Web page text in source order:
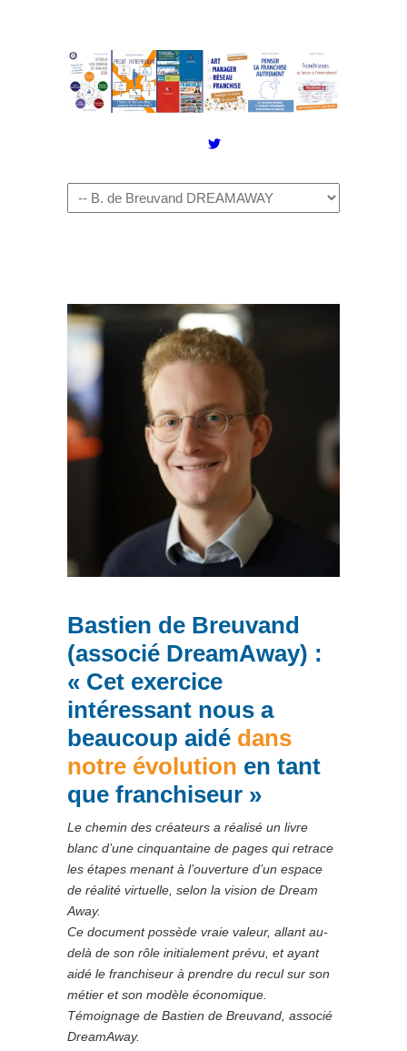
Twitter
Bastien de Breuvand
(associé DreamAway) :
« Cet exercice
intéressant nous a
beaucoup aidé dans
notre évolution en tant
que franchiseur »
Le chemin des créateurs a réalisé un livre
blanc d’une cinquantaine de pages qui retrace
les étapes menant à l’ouverture d’un espace
de réalité virtuelle, selon la vision de Dream
Away.
Ce document possède vraie valeur, allant au-
delà de son rôle initialement prévu, et ayant
aidé le franchiseur à prendre du recul sur son
métier et son modèle économique.
Témoignage de Bastien de Breuvand, associé
DreamAway.